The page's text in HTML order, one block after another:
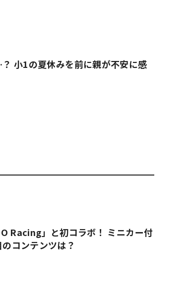
小1の夏休みを前に親が不安に感
Racing」と初コラボ！ ミニカー付
コンテンツは？